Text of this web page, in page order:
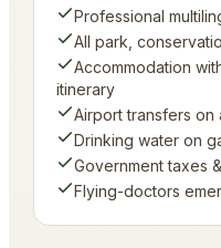
Professional
All park,
Accommodation
itinerary
Airport transfers on
Drinking water on
Government taxes
Flying-doctors